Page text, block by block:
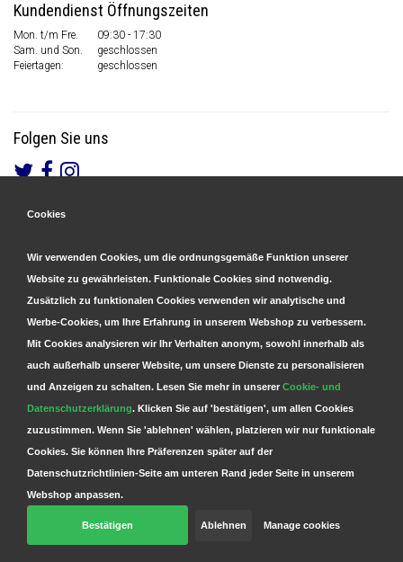
Kundendienst Öffnungszeiten
Mon. t/m Fre.
09:30 - 17:30
Sam. und Son.
geschlossen
Feiertagen:
geschlossen
Folgen Sie uns
© Copyright 2026 Parts4GSM - Design byWebdinge.nl
Cookies
Wir verwenden Cookies, um die ordnungsgemäße Funktion unserer
Website zu gewährleisten. Funktionale Cookies sind notwendig.
Zusätzlich zu funktionalen Cookies verwenden wir analytische und
Werbe-Cookies, um Ihre Erfahrung in unserem Webshop zu verbessern.
Mit Cookies analysieren wir Ihr Verhalten anonym, sowohl innerhalb als
auch außerhalb unserer Website, um unsere Dienste zu personalisieren
und Anzeigen zu schalten. Lesen Sie mehr in unserer Cookie- und
Datenschutzerklärung. Klicken Sie auf 'bestätigen', um allen Cookies
zuzustimmen. Wenn Sie 'ablehnen' wählen, platzieren wir nur funktionale
Cookies. Sie können Ihre Präferenzen später auf der
Datenschutzrichtlinien-Seite am unteren Rand jeder Seite in unserem
Webshop anpassen.
Bestätigen Ablehnen Manage cookies